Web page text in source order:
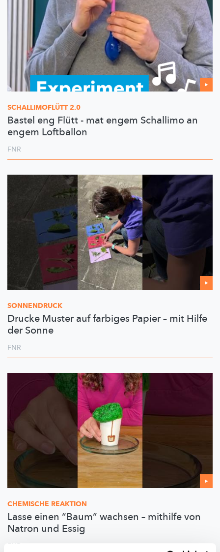
SCHALLIMOFLÜTT 2.0
Bastel eng Flütt - mat engem Schallimo an
engem Loftballon
FNR
SONNENDRUCK
Drucke Muster auf farbiges Papier – mit Hilfe
der Sonne
FNR
CHEMISCHE REAKTION
Lasse einen “Baum” wachsen – mithilfe von
Natron und Essig